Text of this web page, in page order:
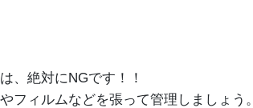
、絶対にNGです！！
フィルムなどを張って管理しましょう